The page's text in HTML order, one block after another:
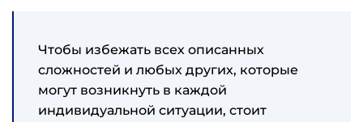
Чтобы избежать всех описанных
сложностей и любых других, которые
могут возникнуть в каждой
индивидуальной ситуации, стоит